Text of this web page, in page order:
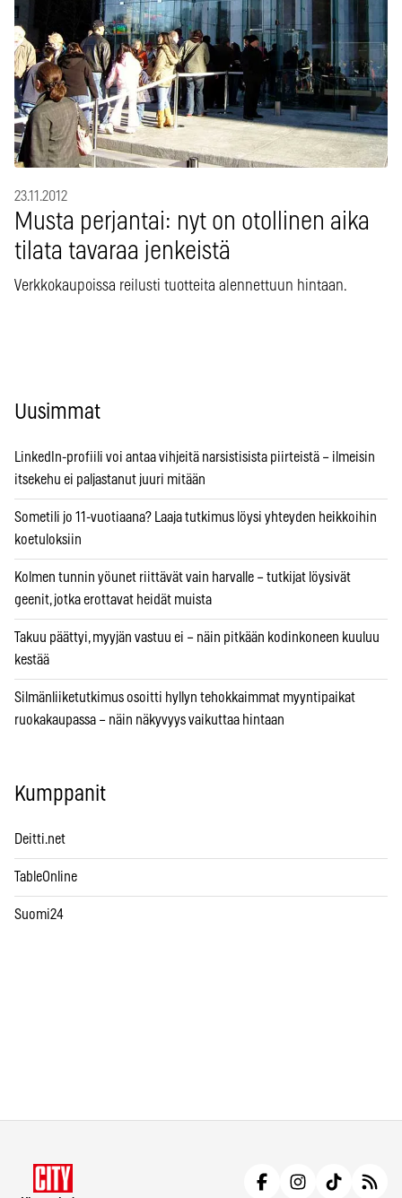
23.11.2012
Musta perjantai: nyt on otollinen aika
tilata tavaraa jenkeistä
Verkkokaupoissa reilusti tuotteita alennettuun hintaan.
Uusimmat
LinkedIn-profiili voi antaa vihjeitä narsistisista piirteistä – ilmeisin
itsekehu ei paljastanut juuri mitään
Sometili jo 11-vuotiaana? Laaja tutkimus löysi yhteyden heikkoihin
koetuloksiin
Kolmen tunnin yöunet riittävät vain harvalle – tutkijat löysivät
geenit, jotka erottavat heidät muista
Takuu päättyi, myyjän vastuu ei – näin pitkään kodinkoneen kuuluu
kestää
Silmänliiketutkimus osoitti hyllyn tehokkaimmat myyntipaikat
ruokakaupassa – näin näkyvyys vaikuttaa hintaan
Kumppanit
Deitti.net
TableOnline
Suomi24